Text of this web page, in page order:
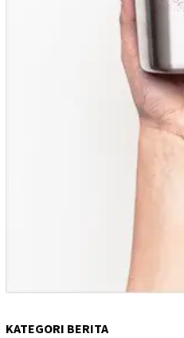
KATEGORI BERITA